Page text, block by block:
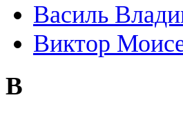
Василь
Виктор
В